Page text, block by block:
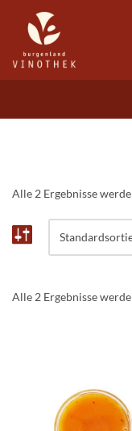
Zum
Inhalt
springen
Alle 2 Ergebnisse
Alle 2 Ergebnisse